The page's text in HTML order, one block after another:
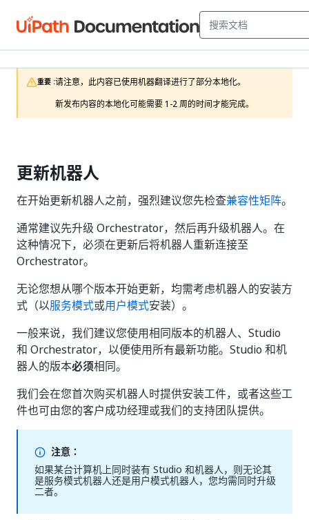
重要 :请注意，此内容已使用机器翻译进行了部分本地化。
新发布内容的本地化可能需要 1-2 周的时间才能完成。
更新机器人
在开始更新机器人之前，强烈建议您先检查兼容性矩阵。
通常建议先升级 Orchestrator，然后再升级机器人。在
这种情况下，必须在更新后将机器人重新连接至
Orchestrator。
无论您想从哪个版本开始更新，均需考虑机器人的安装方
式（以服务模式或用户模式安装）。
一般来说，我们建议您使用相同版本的机器人、Studio
和 Orchestrator，以便使用所有最新功能。Studio 和机
器人的版本必须相同。
我们会在您首次购买机器人时提供安装工件，或者这些工
件也可由您的客户成功经理或我们的支持团队提供。
注意：
如果某台计算机上同时装有 Studio 和机器人，则无论其
是服务模式机器人还是用户模式机器人，您均需同时升级
二者。